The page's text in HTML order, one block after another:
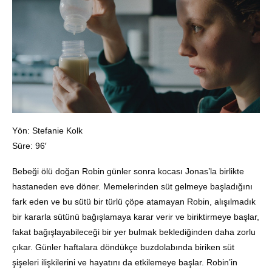
Yön: Stefanie Kolk
Süre: 96′
Bebeği ölü doğan Robin günler sonra kocası Jonas’la birlikte
hastaneden eve döner. Memelerinden süt gelmeye başladığını
fark eden ve bu sütü bir türlü çöpe atamayan Robin, alışılmadık
bir kararla sütünü bağışlamaya karar verir ve biriktirmeye başlar,
fakat bağışlayabileceği bir yer bulmak beklediğinden daha zorlu
çıkar. Günler haftalara döndükçe buzdolabında biriken süt
şişeleri ilişkilerini ve hayatını da etkilemeye başlar. Robin’in